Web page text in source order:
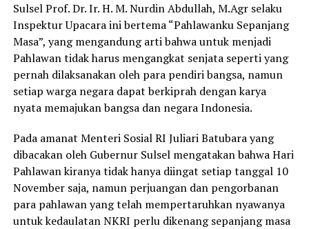
Sulsel Prof. Dr. Ir. H. M. Nurdin Abdullah, M.Agr selaku
Inspektur Upacara ini bertema “Pahlawanku Sepanjang
Masa”, yang mengandung arti bahwa untuk menjadi
Pahlawan tidak harus mengangkat senjata seperti yang
pernah dilaksanakan oleh para pendiri bangsa, namun
setiap warga negara dapat berkiprah dengan karya
nyata memajukan bangsa dan negara Indonesia.
Pada amanat Menteri Sosial RI Juliari Batubara yang
dibacakan oleh Gubernur Sulsel mengatakan bahwa Hari
Pahlawan kiranya tidak hanya diingat setiap tanggal 10
November saja, namun perjuangan dan pengorbanan
para pahlawan yang telah mempertaruhkan nyawanya
untuk kedaulatan NKRI perlu dikenang sepanjang masa